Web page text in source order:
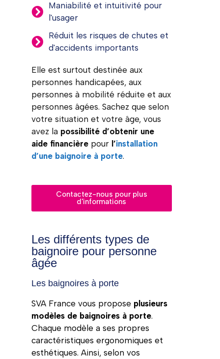
Maniabilité et intuitivité pour
l'usager
Réduit les risques de chutes et
d'accidents importants
Elle est surtout destinée aux
personnes handicapées, aux
personnes à mobilité réduite et aux
personnes âgées. Sachez que selon
votre situation et votre âge, vous
avez la possibilité d’obtenir une
aide financièrepour l’installation
d’une baignoire à porte.
Contactez-nous pour plus
d'informations
Les différents types de
baignoire pour personne
âgée
Les baignoires à porte
SVA France vous propose plusieurs
modèles de baignoires à porte.
Chaque modèle a ses propres
caractéristiques ergonomiques et
esthétiques. Ainsi, selon vos